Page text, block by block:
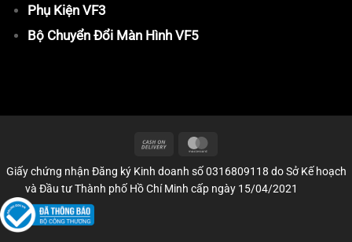
Phụ Kiện VF3
Bộ Chuyển Đổi Màn Hình VF5
Giấy chứng nhận Đăng ký Kinh doanh số 0316809118 do Sở Kế hoạch
và Đầu tư Thành phố Hồ Chí Minh cấp ngày 15/04/2021